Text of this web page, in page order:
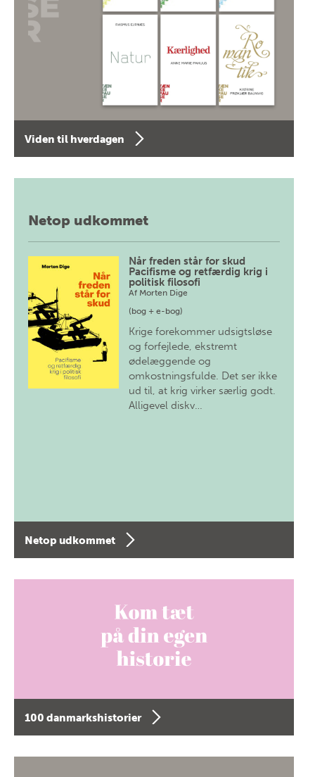
Viden til hverdagen
Netop udkommet
Når freden står for skud
Pacifisme og retfærdig krig i
politisk filosofi
Af Morten Dige
(bog + e-bog)
Krige forekommer udsigtsløse
og forfejlede, ekstremt
ødelæggende og
omkostningsfulde. Det ser ikke
ud til, at krig virker særlig godt.
Alligevel diskv…
Netop udkommet
100 danmarkshistorier